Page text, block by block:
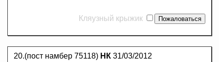
Кляузный крыжик
20.(пост намбер 75118) НК 31/03/2012